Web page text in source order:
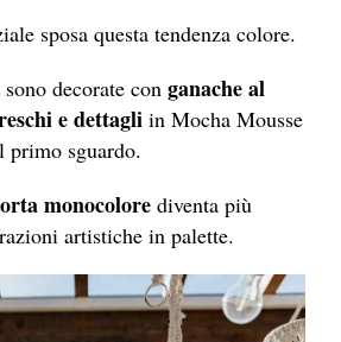
sposa questa tendenza colore.
decorate con ganache al
e dettagli in Mocha Mousse
primo sguardo.
monocolore diventa più
artistiche in palette.